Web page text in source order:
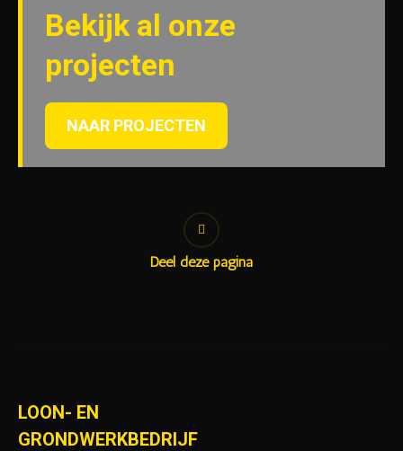
Bekijk al onze
projecten
NAAR PROJECTEN
Deel deze pagina
LOON- EN
GRONDWERKBEDRIJF